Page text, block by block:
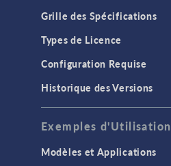
Grille des Spécifications
Types de Licence
Configuration Requise
Historique des Versions
Exemples d'Utilisation
Modèles et Applications